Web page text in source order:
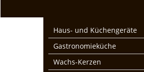
Haus- und Küchengeräte
Gastronomieküche
Wachs-Kerzen